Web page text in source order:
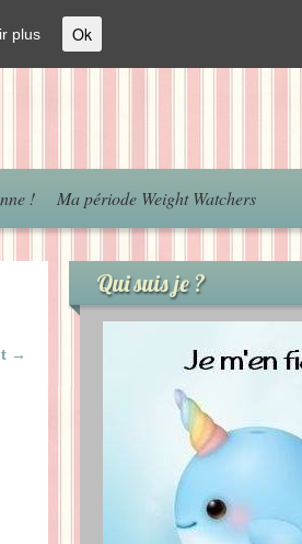
! Ma période Weight Watchers
→
Qui suis je ?
plus Ok